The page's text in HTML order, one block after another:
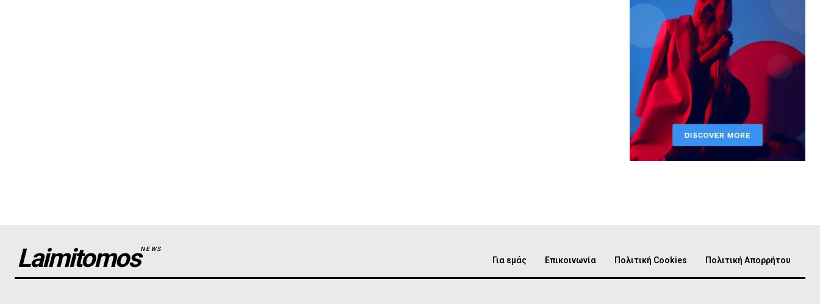
LaimitomosNEWS
Για εμάς Επικοινωνία Πολιτική Cookies Πολιτική Απορρήτου